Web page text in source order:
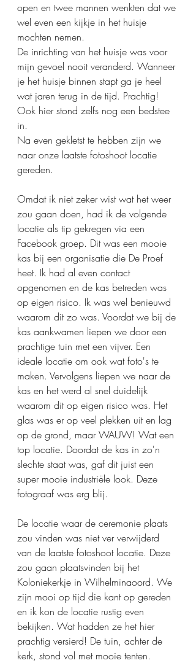
open en twee mannen wenkten dat we
wel even een kijkje in het huisje
mochten nemen.
De inrichting van het huisje was voor
mijn gevoel nooit veranderd. Wanneer
je het huisje binnen stapt ga je heel
wat jaren terug in de tijd. Prachtig!
Ook hier stond zelfs nog een bedstee
in.
Na even gekletst te hebben zijn we
naar onze laatste fotoshoot locatie
gereden.
Omdat ik niet zeker wist wat het weer
zou gaan doen, had ik de volgende
locatie als tip gekregen via een
Facebook groep. Dit was een mooie
kas bij een organisatie die De Proef
heet. Ik had al even contact
opgenomen en de kas betreden was
op eigen risico. Ik was wel benieuwd
waarom dit zo was. Voordat we bij de
kas aankwamen liepen we door een
prachtige tuin met een vijver. Een
ideale locatie om ook wat foto's te
maken. Vervolgens liepen we naar de
kas en het werd al snel duidelijk
waarom dit op eigen risico was. Het
glas was er op veel plekken uit en lag
op de grond, maar WAUW! Wat een
top locatie. Doordat de kas in zo'n
slechte staat was, gaf dit juist een
super mooie industriële look. Deze
fotograaf was erg blij.
De locatie waar de ceremonie plaats
zou vinden was niet ver verwijderd
van de laatste fotoshoot locatie. Deze
zou gaan plaatsvinden bij het
Koloniekerkje in Wilhelminaoord. We
zijn mooi op tijd die kant op gereden
en ik kon de locatie rustig even
bekijken. Wat hadden ze het hier
prachtig versierd! De tuin, achter de
kerk, stond vol met mooie tenten.